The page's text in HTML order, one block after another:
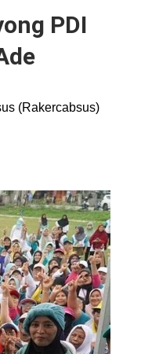
PDI
(Rakercabsus)